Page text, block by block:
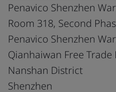
Penavico Shenzhen
Room 318, Second
Penavico Shenzhen
Qianhaiwan Free Trade
Nanshan District
Shenzhen